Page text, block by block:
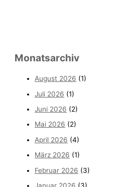
Monatsarchiv
August 2026 (1)
Juli 2026 (1)
Juni 2026 (2)
Mai 2026 (2)
April 2026 (4)
März 2026 (1)
Februar 2026 (3)